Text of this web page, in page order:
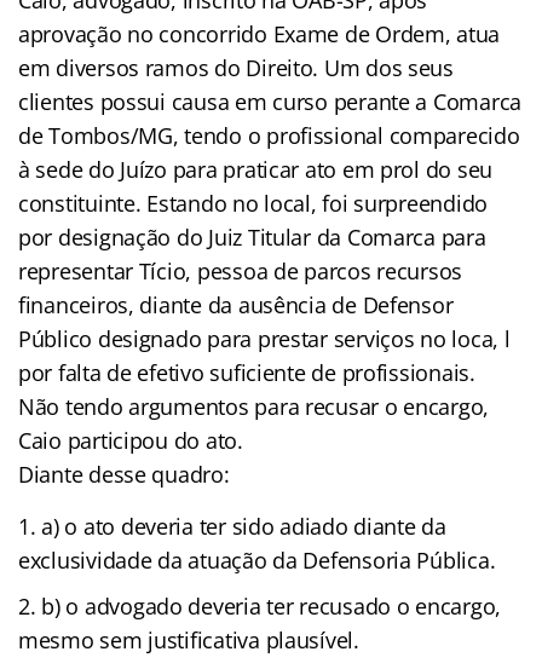
aprovação no concorrido Exame de Ordem, atua
em diversos ramos do Direito. Um dos seus
clientes possui causa em curso perante a Comarca
de Tombos/MG, tendo o profissional comparecido
à sede do Juízo para praticar ato em prol do seu
constituinte. Estando no local, foi surpreendido
por designação do Juiz Titular da Comarca para
representar Tício, pessoa de parcos recursos
financeiros, diante da ausência de Defensor
Público designado para prestar serviços no loca, l
por falta de efetivo suficiente de profissionais.
Não tendo argumentos para recusar o encargo,
Caio participou do ato.
Diante desse quadro:
a) o ato deveria ter sido adiado diante da
exclusividade da atuação da Defensoria Pública.
b) o advogado deveria ter recusado o encargo,
mesmo sem justificativa plausível.